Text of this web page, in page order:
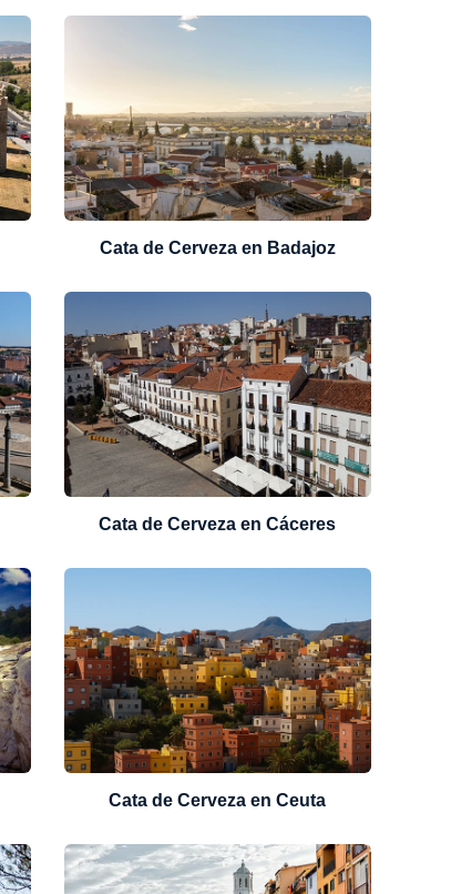
Cata de Cerveza en Badajoz
Cata de Cerveza en Cáceres
Cata de Cerveza en Ceuta